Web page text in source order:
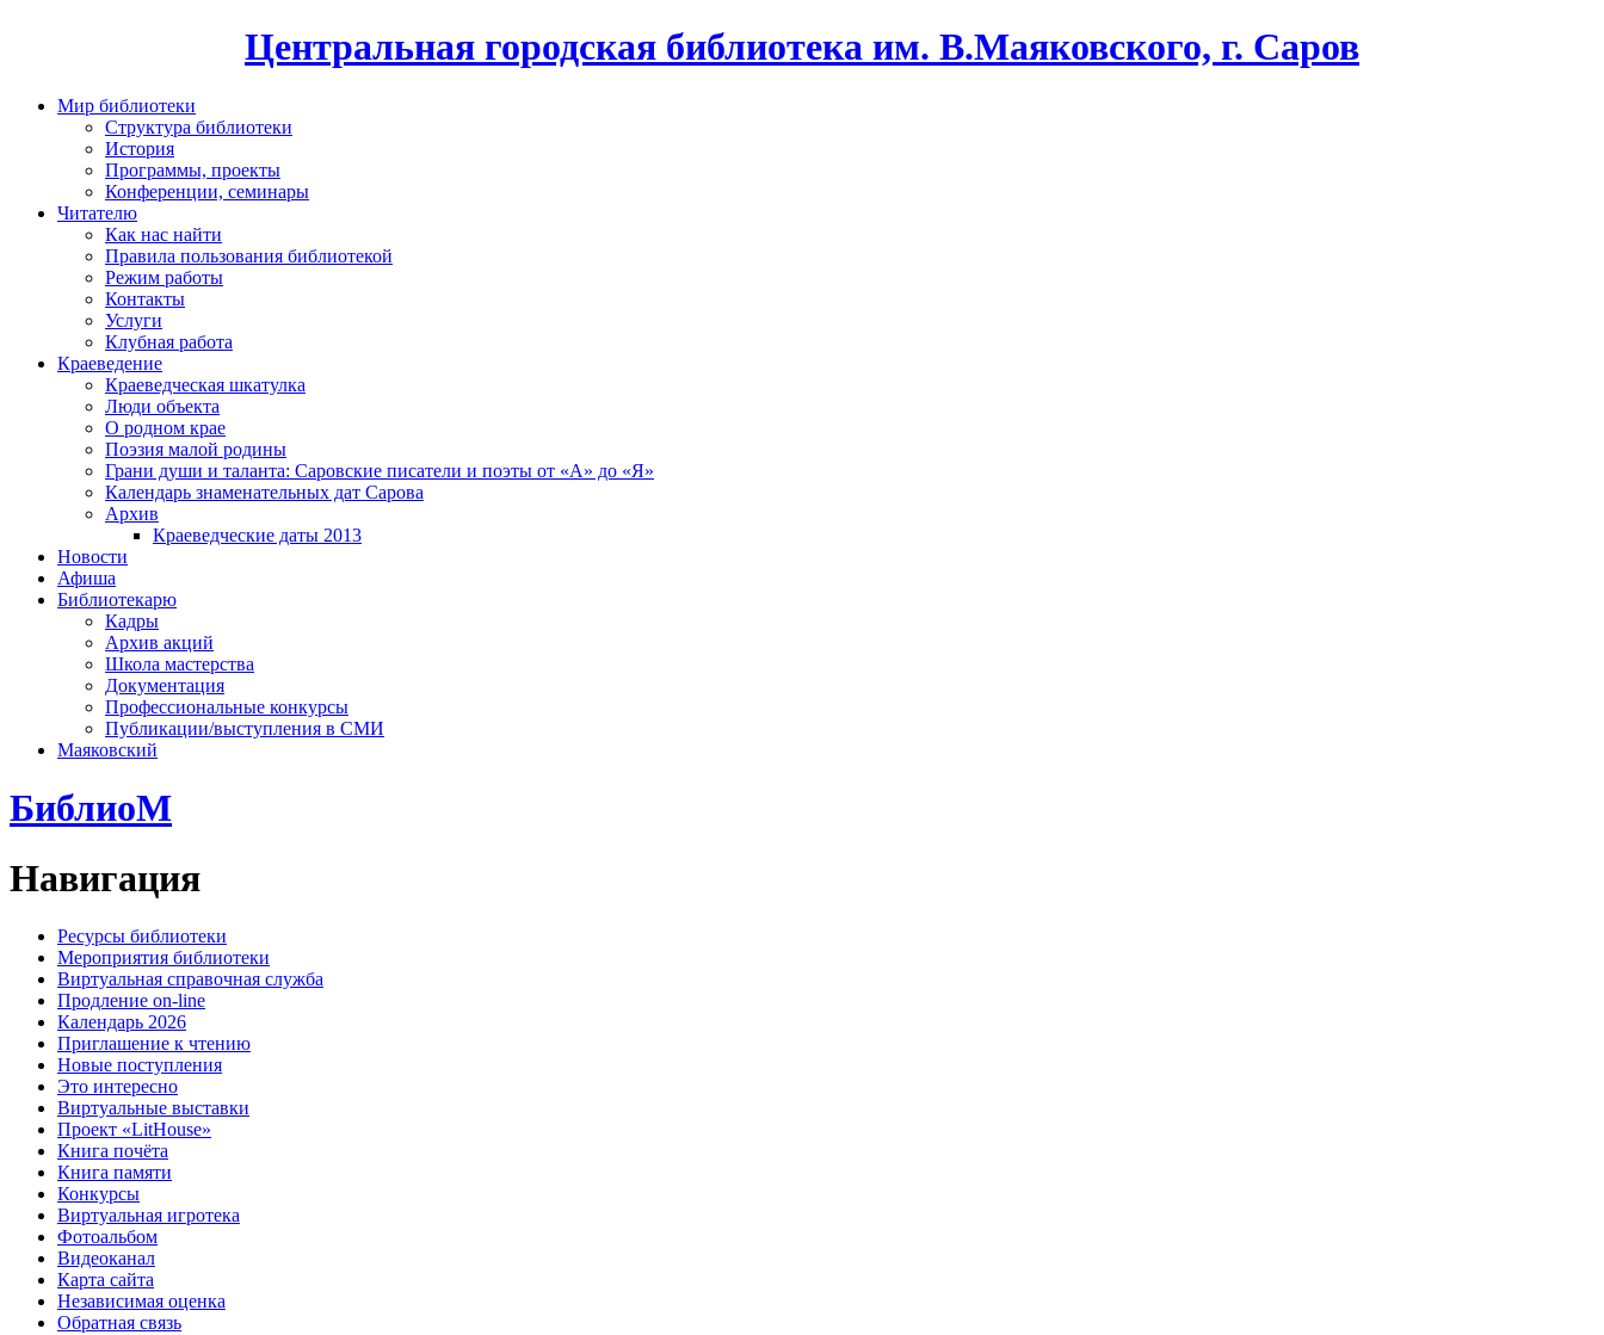
Центральная городская библиотека им. В.Маяковского, г. Саров
Мир библиотеки
Структура библиотеки
История
Программы, проекты
Конференции, семинары
Читателю
Как нас найти
Правила пользования библиотекой
Режим работы
Контакты
Услуги
Клубная работа
Краеведение
Краеведческая шкатулка
Люди объекта
О родном крае
Поэзия малой родины
Грани души и таланта: Саровские писатели и поэты от «А» до «Я»
Календарь знаменательных дат Сарова
Архив
Краеведческие даты 2013
Новости
Афиша
Библиотекарю
Кадры
Архив акций
Школа мастерства
Документация
Профессиональные конкурсы
Публикации/выступления в СМИ
Маяковский
БиблиоМ
Навигация
Ресурсы библиотеки
Мероприятия библиотеки
Виртуальная справочная служба
Продление on-line
Календарь 2026
Приглашение к чтению
Новые поступления
Это интересно
Виртуальные выставки
Проект «LitHouse»
Книга почёта
Книга памяти
Конкурсы
Виртуальная игротека
Фотоальбом
Видеоканал
Карта сайта
Независимая оценка
Обратная связь